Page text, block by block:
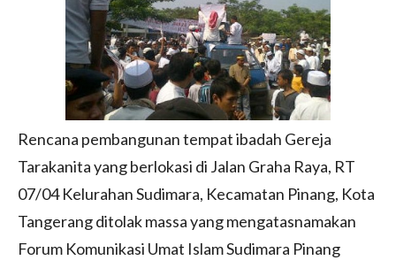
Rencana pembangunan tempat ibadah Gereja
Tarakanita yang berlokasi di Jalan Graha Raya, RT
07/04 Kelurahan Sudimara, Kecamatan Pinang, Kota
Tangerang ditolak massa yang mengatasnamakan
Forum Komunikasi Umat Islam Sudimara Pinang